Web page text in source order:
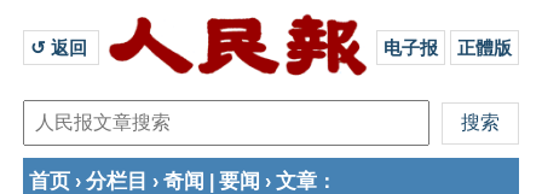
↺ 返回 电子报 正體版
首页 › 分栏目 › 奇闻 要闻 › 文章 ：